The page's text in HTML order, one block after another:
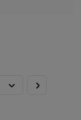
และทำทุกอย่างเพื่อ